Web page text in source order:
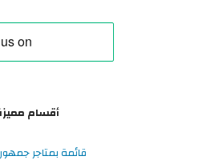
أقسام
قائمة بمتاجر